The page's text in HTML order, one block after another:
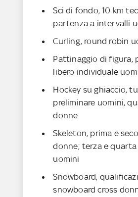
Sci di fondo, 10 km
partenza a intervalli
Curling, round robin
Pattinaggio di figura,
libero individuale
Hockey su ghiaccio,
preliminare uomini,
donne
Skeleton, prima e
donne; terza e
uomini
Snowboard,
snowboard cross